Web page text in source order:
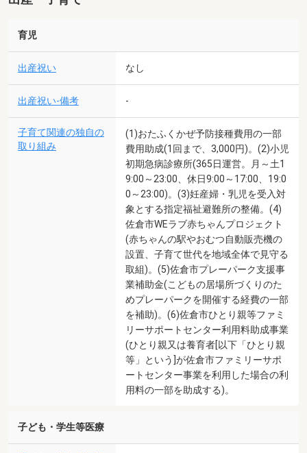
育児
出産祝い なし
出産祝い-備考 -
子育て関連の独自の
取り組み
(1)おたふくかぜ予防接種費用の一部
費用助成(1回まで、3,000円)。(2)小児
初期急病診療所(365日運営。月～土1
9:00～23:00、休日9:00～17:00、19:0
0～23:00)。(3)妊産婦・乳児を受入対
象とする指定福祉避難所の整備。(4)
佐倉市WEラブ赤ちゃんプロジェクト
(赤ちゃんの駅やおむつ自動販売機の
設置、子育て世代を地域全体で見守る
取組)。(5)佐倉市プレーパーク支援事
業補助金(こどもの居場所づくりのた
めプレーパークを開催する経費の一部
を補助)。(6)佐倉市ひとり親等ファミ
リーサポートセンター利用料助成事業
(ひとり親又は養育者[以下「ひとり親
等」という]が佐倉市ファミリーサポ
ートセンター事業を利用した場合の利
用料の一部を助成する)。
子ども・学生等医療